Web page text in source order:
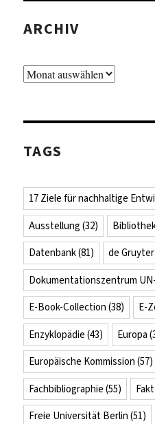
ARCHIV
Archiv
TAGS
17 Ziele für nachhaltige
Ausstellung (32)
Datenbank(81) de Gruyter
Dokumentationszentrum
E-Book-Collection (38) E-
Enzyklopädie (43) Europa
Europäische Kommission (57)
Fachbibliographie (55)
Freie Universität Berlin (51)